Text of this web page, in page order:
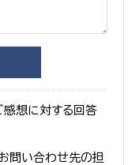
感想に対する回答
問い合わせ先の担